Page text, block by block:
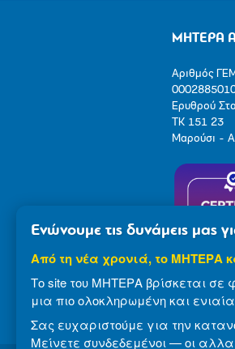
ΜΗΤΕΡΑ
Αριθμός
Ερυθρού
ΤΚ 151 23
Μαρούσι -
Ενώνουμε τις δυνάμεις μας
Από τη νέα χρονιά, το ΜΗΤΕΡΑ
Το site του ΜΗΤΕΡΑ βρίσκεται
μια πιο ολοκληρωμένη και
Σας ευχαριστούμε για την
Μείνετε συνδεδεμένοι — οι